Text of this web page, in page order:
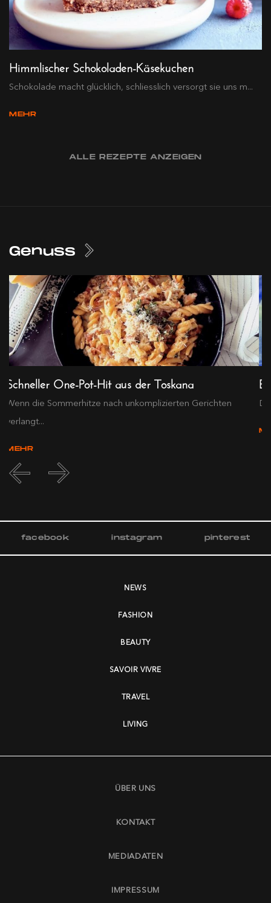
Himmlischer Schokoladen-Käsekuchen
Schokolade macht glücklich, schliesslich versorgt sie uns m...
MEHR
ALLE REZEPTE ANZEIGEN
Genuss
Schneller One-Pot-Hit aus der Toskana
Wenn die Sommerhitze nach unkomplizierten Gerichten
verlangt...
MEHR
facebook instagram pinterest
NEWS
FASHION
BEAUTY
SAVOIR VIVRE
TRAVEL
LIVING
ÜBER UNS
KONTAKT
MEDIADATEN
IMPRESSUM